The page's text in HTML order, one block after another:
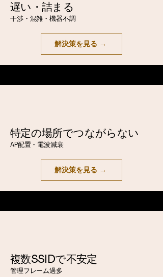
遅い・詰まる
干渉・混雑・機器不調
解決策を見る →
特定の場所でつながらない
AP配置・電波減衰
解決策を見る →
複数SSIDで不安定
管理フレーム過多